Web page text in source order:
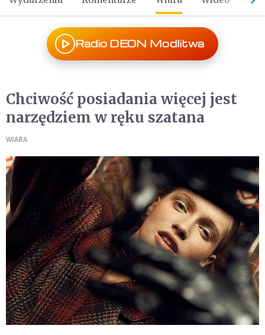
Radio DEON Modlitwa
Chciwość posiadania więcej jest
narzędziem w ręku szatana
WIARA